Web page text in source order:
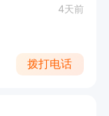
4天前
拨打电话